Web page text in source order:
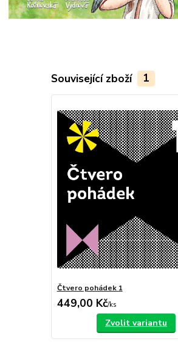
Související zboží 1
Čtvero pohádek 1
449,00 Kč/ks
Zvolit variantu